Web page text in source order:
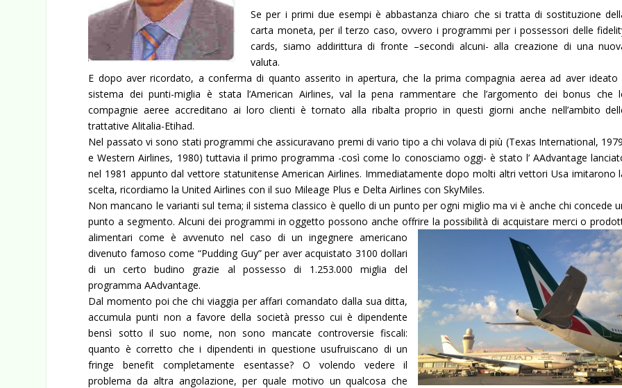
Se per i primi due esempi è abbastanza chiaro che si tratta di sostituzione
carta moneta, per il terzo caso, ovvero i programmi per i possessori delle
cards, siamo addirittura di fronte –secondi alcuni- alla creazione di una
valuta.
E dopo aver ricordato, a conferma di quanto asserito in apertura, che la prima compagnia aerea ad aver ideato
sistema dei punti-miglia è stata l’American Airlines, val la pena rammentare che l’argomento dei bonus che
compagnie aeree accreditano ai loro clienti è tornato alla ribalta proprio in questi giorni anche nell’ambito
trattative Alitalia-Etihad.
Nel passato vi sono stati programmi che assicuravano premi di vario tipo a chi volava di più (Texas International,
e Western Airlines, 1980) tuttavia il primo programma -così come lo conosciamo oggi- è stato l’ AAdvantage
nel 1981 appunto dal vettore statunitense American Airlines. Immediatamente dopo molti altri vettori Usa imitarono
scelta, ricordiamo la United Airlines con il suo Mileage Plus e Delta Airlines con SkyMiles.
Non mancano le varianti sul tema; il sistema classico è quello di un punto per ogni miglio ma vi è anche chi concede
punto a segmento. Alcuni dei programmi in oggetto possono anche offrire la possibilità di acquistare merci o
alimentari come è avvenuto nel caso di un ingegnere americano
divenuto famoso come “Pudding Guy” per aver acquistato 3100 dollari
di un certo budino grazie al possesso di 1.253.000 miglia del
programma AAdvantage.
Dal momento poi che chi viaggia per affari comandato dalla sua ditta,
accumula punti non a favore della società presso cui è dipendente
bensì sotto il suo nome, non sono mancate controversie fiscali:
quanto è corretto che i dipendenti in questione usufruiscano di un
fringe benefit completamente esentasse? O volendo vedere il
problema da altra angolazione, per quale motivo un qualcosa che